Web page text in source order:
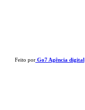
Feito porGo7 Agência digital